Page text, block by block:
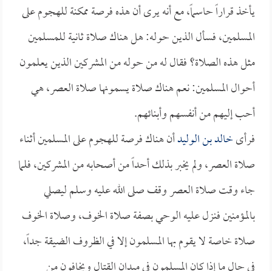
يأخذ قراراً حاسماً، مع أنه يرى أن هذه فرصة ممكنة للهجوم على
المسلمين، فسأل الذين حوله: هل هناك صلاة ثانية للمسلمين
مثل هذه الصلاة؟ فقال له من حوله من المشركين الذين يعلمون
أحوال المسلمين: نعم هناك صلاة يسمونها صلاة العصر، هي
أحب إليهم من أنفسهم وأبنائهم.
فرأىخالد بن الوليدأن هناك فرصة للهجوم على المسلمين أثناء
صلاة العصر، ولم يخبر بذلك أحداً من أصحابه من المشركين، فلما
جاء وقت صلاة العصر وقف صلى الله عليه وسلم ليصلي
بالمؤمنين فنزل عليه الوحي بصفة صلاة الخوف، وصلاة الخوف
صلاة خاصة لا يقوم بها المسلمون إلا في الظروف الضيقة جداً،